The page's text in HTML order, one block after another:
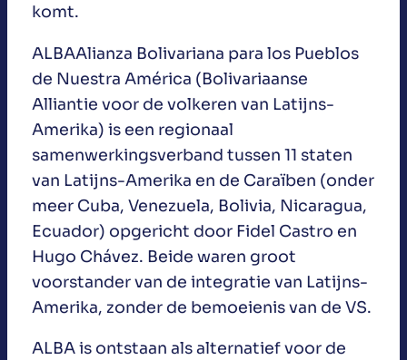
komt.
ALBAAlianza Bolivariana para los Pueblos
de Nuestra América (Bolivariaanse
Alliantie voor de volkeren van Latijns-
Amerika) is een regionaal
samenwerkingsverband tussen 11 staten
van Latijns-Amerika en de Caraïben (onder
meer Cuba, Venezuela, Bolivia, Nicaragua,
Ecuador) opgericht door Fidel Castro en
Hugo Chávez. Beide waren groot
voorstander van de integratie van Latijns-
Amerika, zonder de bemoeienis van de VS.
ALBA is ontstaan als alternatief voor de